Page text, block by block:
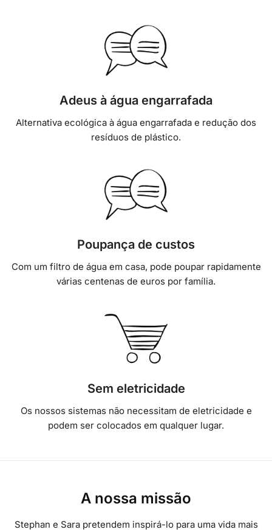
Adeus à água engarrafada
Alternativa ecológica à água engarrafada e redução dos
resíduos de plástico.
Poupança de custos
Com um filtro de água em casa, pode poupar rapidamente
várias centenas de euros por família.
Sem eletricidade
Os nossos sistemas não necessitam de eletricidade e
podem ser colocados em qualquer lugar.
A nossa missão
Stephan e Sara pretendem inspirá-lo para uma vida mais